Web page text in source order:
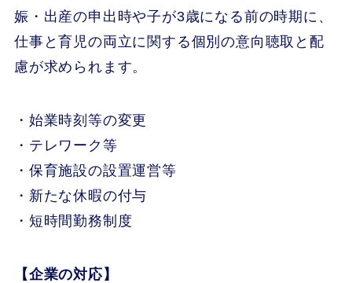
娠・出産の申出時や子が3歳になる前の時期に、
仕事と育児の両立に関する個別の意向聴取と配
慮が求められます。
・始業時刻等の変更
・テレワーク等
・保育施設の設置運営等
・新たな休暇の付与
・短時間勤務制度
【企業の対応】